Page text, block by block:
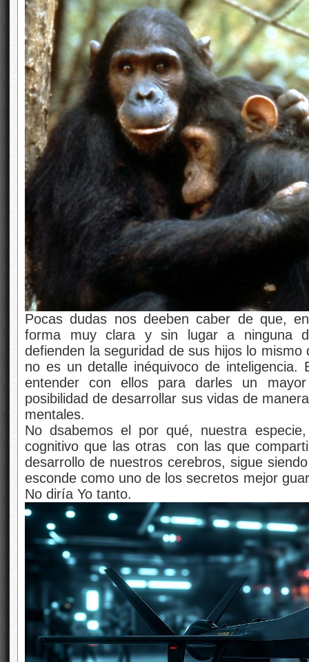
Pocas dudas nos deeben caber de que,
forma muy clara y sin lugar a ninguna
defienden la seguridad de sus hijos lo
no es un detalle inéquivoco de inteligencia.
entender con ellos para darles un
posibilidad de desarrollar sus vidas de
mentales.
No dsabemos el por qué, nuestra
cognitivo que las otras con las que
desarrollo de nuestros cerebros, sigue
esconde como uno de los secretos mejor
No diría Yo tanto.